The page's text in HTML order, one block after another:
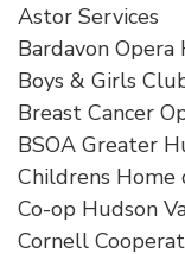
Astor Services
Bardavon Opera
Boys & Girls
Breast Cancer
BSOA Greater
Childrens Home
Co-op Hudson
Cornell